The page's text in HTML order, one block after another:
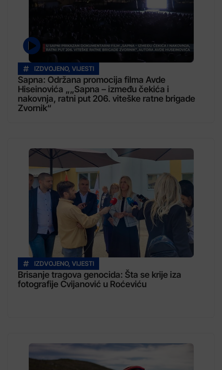
IZDVOJENO, VIJESTI
Sapna: Održana promocija filma Avde
Hiseinovića „„Sapna – između čekića i
nakovnja, ratni put 206. viteške ratne brigade
Zvornik“
IZDVOJENO, VIJESTI
Brisanje tragova genocida: Šta se krije iza
fotografije Cvijanović u Roćeviću